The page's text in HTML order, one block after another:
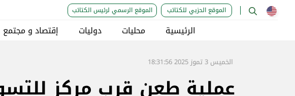
الموقع الحزبي للكتائب الموقع الرسمي لرئيس الكتائب
الرئيسية محليات دوليات إقتصاد و مجتمع
الخميس 3 تموز 2025 18:31:56
عملية طعن قرب مركز